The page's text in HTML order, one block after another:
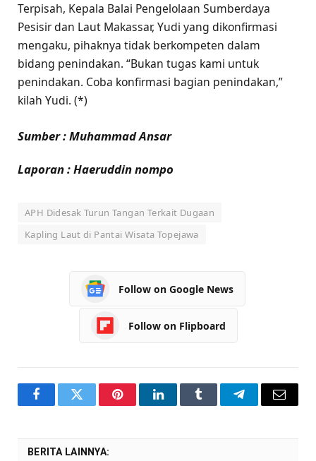
Terpisah, Kepala Balai Pengelolaan Sumberdaya
Pesisir dan Laut Makassar, Yudi yang dikonfirmasi
mengaku, pihaknya tidak berkompeten dalam
bidang penindakan. “Bukan tugas kami untuk
penindakan. Coba konfirmasi bagian penindakan,”
kilah Yudi. (*)
Sumber : Muhammad Ansar
Laporan : Haeruddin nompo
APH Didesak Turun Tangan Terkait Dugaan
Kapling Laut di Pantai Wisata Topejawa
Follow on Google News
Follow on Flipboard
FacebookTwitter PinterestLinkedInTumblr TelegramEmail
BERITA LAINNYA: